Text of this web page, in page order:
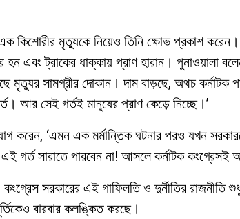
কিশোরীর মৃত্যুকে নিয়েও তিনি ক্ষোভ প্রকাশ
হন এবং ট্রাকের ধাক্কায় প্রাণ হারান। পুনাওয়ালা
মৃত্যুর সামগ্রীর দোকান। দাম বাড়ছে, অথচ কর্নাটক
আর সেই গর্তই মানুষের প্রাণ কেড়ে নিচ্ছে।’
করেন, ‘এমন এক মর্মান্তিক ঘটনার পরও যখন
গর্ত সারাতে পারবেন না! আসলে কর্নাটক
কংগ্রেস সরকারের এই গাফিলতি ও দুর্নীতির রাজনীতি
বারবার কলঙ্কিত করছে।